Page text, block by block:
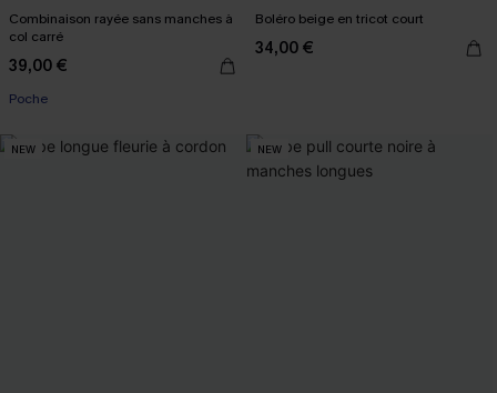
Combinaison rayée sans manches à
col carré
39,00 €
Poche
Boléro beige en tricot court
34,00 €
NEW NEW